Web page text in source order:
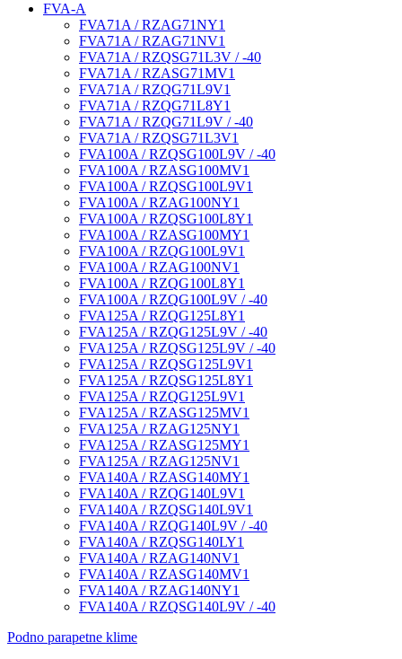
FVA-A
FVA71A / RZAG71NY1
FVA71A / RZAG71NV1
FVA71A / RZQSG71L3V / -40
FVA71A / RZASG71MV1
FVA71A / RZQG71L9V1
FVA71A / RZQG71L8Y1
FVA71A / RZQG71L9V / -40
FVA71A / RZQSG71L3V1
FVA100A / RZQSG100L9V / -40
FVA100A / RZASG100MV1
FVA100A / RZQSG100L9V1
FVA100A / RZAG100NY1
FVA100A / RZQSG100L8Y1
FVA100A / RZASG100MY1
FVA100A / RZQG100L9V1
FVA100A / RZAG100NV1
FVA100A / RZQG100L8Y1
FVA100A / RZQG100L9V / -40
FVA125A / RZQG125L8Y1
FVA125A / RZQG125L9V / -40
FVA125A / RZQSG125L9V / -40
FVA125A / RZQSG125L9V1
FVA125A / RZQSG125L8Y1
FVA125A / RZQG125L9V1
FVA125A / RZASG125MV1
FVA125A / RZAG125NY1
FVA125A / RZASG125MY1
FVA125A / RZAG125NV1
FVA140A / RZASG140MY1
FVA140A / RZQG140L9V1
FVA140A / RZQSG140L9V1
FVA140A / RZQG140L9V / -40
FVA140A / RZQSG140LY1
FVA140A / RZAG140NV1
FVA140A / RZASG140MV1
FVA140A / RZAG140NY1
FVA140A / RZQSG140L9V / -40
Podno parapetne klime